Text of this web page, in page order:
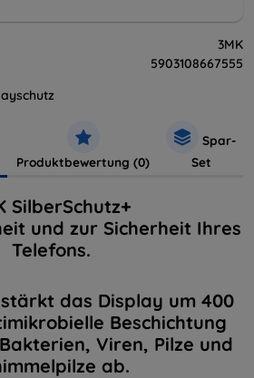
3MK
5903108667555
Produktbewertung (0)
Spar-
Set
SilberSchutz+
und zur Sicherheit Ihres
Telefons.
das Display um 400
Beschichtung
Viren, Pilze und
ab.